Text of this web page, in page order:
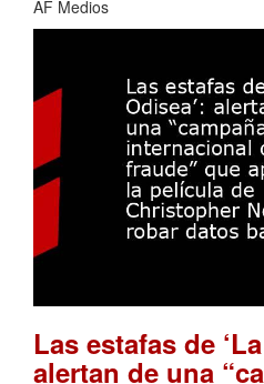
AF Medios
Las estafas de
alertan de una